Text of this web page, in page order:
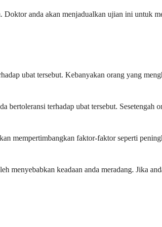
anda akan menjadualkan ujian ini untuk
ubat tersebut. Kebanyakan orang yang
bertoleransi terhadap ubat tersebut.
mempertimbangkan faktor-faktor seperti
menyebabkan keadaan anda meradang. Jika